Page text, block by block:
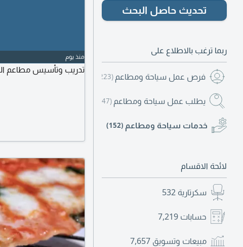
تحديث حاصل البحث
ربما ترغب بالاطلاع على
فرص عمل سياحة ومطاعم (3,223)
يطلب عمل سياحة ومطاعم (14,147)
خدمات سياحة ومطاعم (152)
لائحة الاقسام
سكرتارية 532
حسابات 7,219
مبيعات وتسويق 7,657
منذ يوم
تدريب وتأسيس مطاعم